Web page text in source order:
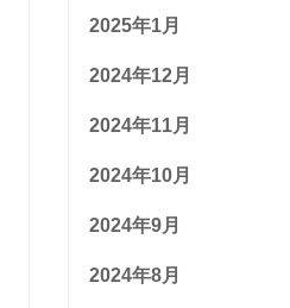
2025年1月
2024年12月
2024年11月
2024年10月
2024年9月
2024年8月